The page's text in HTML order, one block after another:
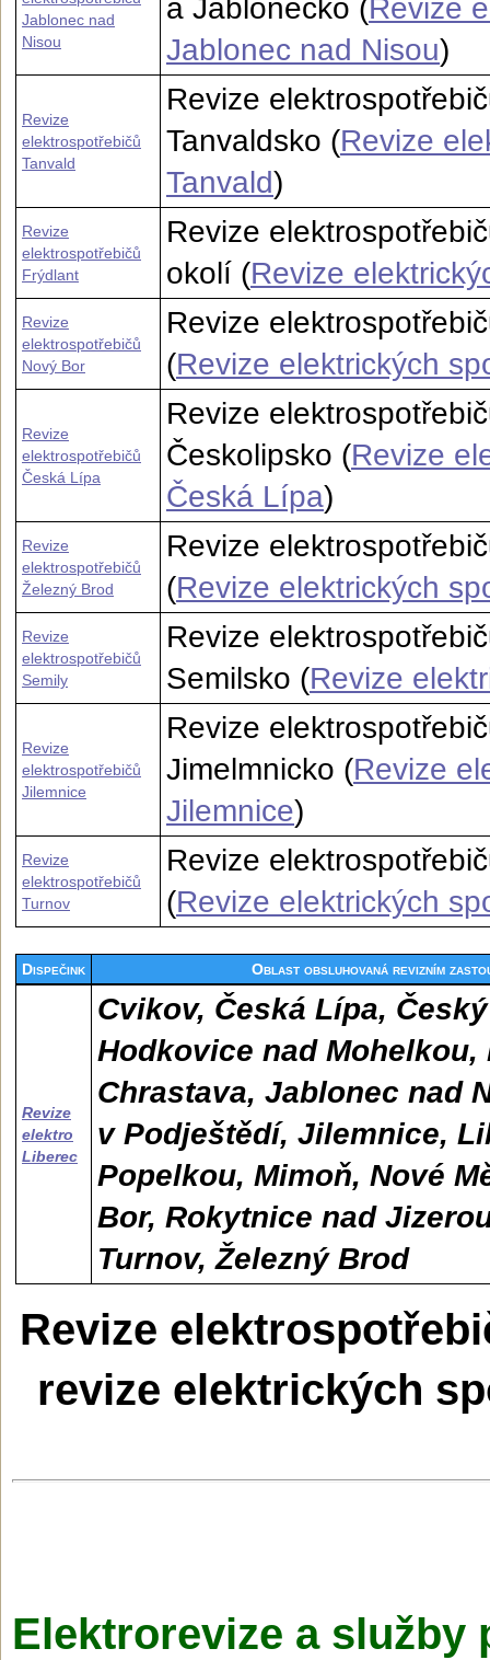
Jablonec nad
Nisou
a Jablonecko ( Revize
Jablonec nad Nisou)
Revize
elektrospotřebičů
Tanvald
Revize
Tanvaldsko (Revize
Tanvald)
Revize
elektrospotřebičů
Frýdlant
Revize
okolí (Revize
Revize
elektrospotřebičů
Nový Bor
Revize
(Revize elektrických
Revize
elektrospotřebičů
Česká Lípa
Revize
Českolipsko (Revize
Česká Lípa)
Revize
elektrospotřebičů
Železný Brod
Revize
(Revize elektrických
Revize
elektrospotřebičů
Semily
Revize
Semilsko (Revize
Revize
elektrospotřebičů
Jilemnice
Revize
Jimelmnicko (Revize
Jilemnice)
Revize
elektrospotřebičů
Turnov
Revize
(Revize elektrických
Dispečink Oblast obsluhovaná revizním
Revize
elektro
Liberec
Cvikov, Česká Lípa,
Hodkovice nad Mohelkou,
Chrastava, Jablonec nad
v Podještědí, Jilemnice,
Popelkou, Mimoň, Nové
Bor, Rokytnice nad
Turnov, Železný Brod
Revize
revize elektrických
Elektrorevize a služby